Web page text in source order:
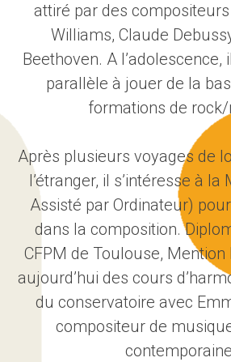
attiré par des
Williams, Claude
Beethoven. A
parallèle à jouer de la
formations de
Après plusieurs voyages de
l’étranger, il s’intéresse à
Assisté par Ordinateur)
dans la composition.
CFPM de Toulouse,
aujourd’hui des cours
du conservatoire avec
compositeur de